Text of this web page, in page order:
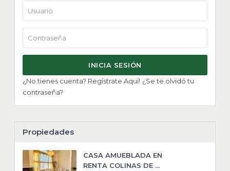
INICIA SESIÓN
¿No tienes cuenta? Regístrate Aquí! ¿Se te olvidó tu
contraseña?
Propiedades
CASA AMUEBLADA EN
RENTA COLINAS DE ...